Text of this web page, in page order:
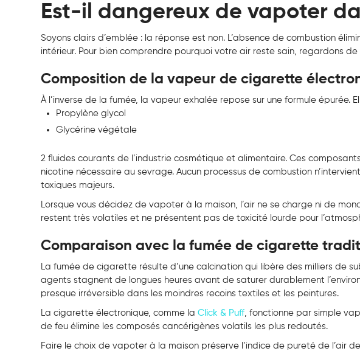
Est-il dangereux de vapoter
Soyons clairs d’emblée : la réponse est non. L’absence de combustion
intérieur. Pour bien comprendre pourquoi votre air reste sain, regardons
Composition de la vapeur de cigarette
À l’inverse de la fumée, la vapeur exhalée repose sur une formule épurée.
Propylène glycol
Glycérine végétale
2 fluides courants de l’industrie cosmétique et alimentaire. Ces
nicotine nécessaire au sevrage. Aucun processus de combustion
toxiques majeurs.
Lorsque vous décidez de vapoter à la maison, l’air ne se charge ni de
restent très volatiles et ne présentent pas de toxicité lourde pour
Comparaison avec la fumée de cigarette
La fumée de cigarette résulte d’une calcination qui libère des milliers de
agents stagnent de longues heures avant de saturer durablement
presque irréversible dans les moindres recoins textiles et les peintures.
La cigarette électronique, comme laClick & Puff , fonctionne par simple
de feu élimine les composés cancérigènes volatils les plus redoutés.
Faire le choix de vapoter à la maison préserve l’indice de pureté de l’air